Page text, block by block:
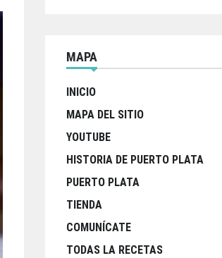
MAPA
INICIO
MAPA DEL SITIO
YOUTUBE
HISTORIA DE PUERTO PLATA
PUERTO PLATA
TIENDA
COMUNÍCATE
TODAS LA RECETAS